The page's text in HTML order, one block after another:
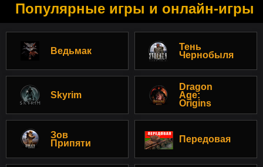
Популярные игры и онлайн-игры
Ведьмак
Тень
Чернобыля
Skyrim
Dragon
Age:
Origins
Зов
Припяти
Передовая